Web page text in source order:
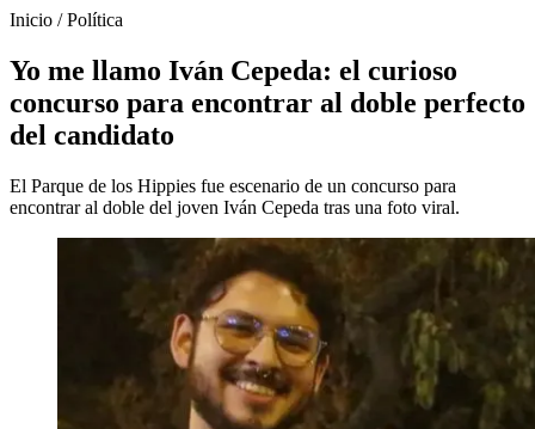
Inicio /Política
Yo me llamo Iván Cepeda: el curioso
concurso para encontrar al doble perfecto
del candidato
El Parque de los Hippies fue escenario de un concurso para
encontrar al doble del joven Iván Cepeda tras una foto viral.